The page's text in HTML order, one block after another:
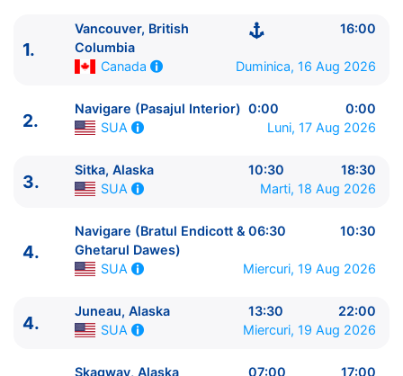
Sosire pe 23 Aug 2026in Vancouver, British
Columbia, Canada
Serenade of the Seas★★★★+
ITINERARIU
1.
Vancouver, British
Columbia
16:00
Canada Duminica, 16 Aug 2026
2.
Navigare (Pasajul Interior) 0:00
0:00
SUA
Luni, 17 Aug 2026
3.
Sitka, Alaska 10:30
18:30
SUA
Marti, 18 Aug 2026
4.
Navigare (Bratul Endicott &
Ghetarul Dawes)
06:30 10:30
SUA Miercuri, 19 Aug 2026
4.
Juneau, Alaska 13:30
22:00
SUA
Miercuri, 19 Aug 2026
Skagway, Alaska 07:00
17:00